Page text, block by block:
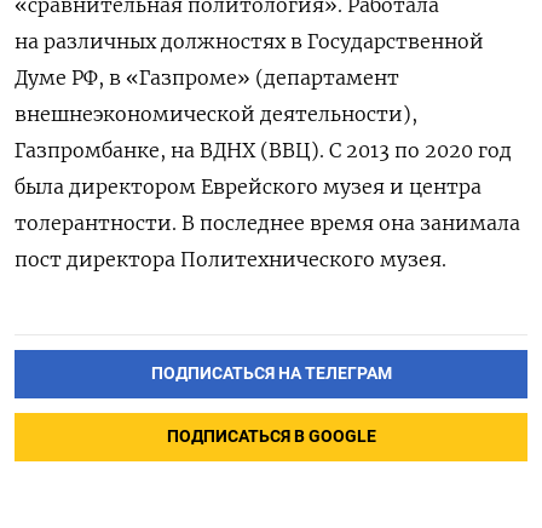
«сравнительная политология». Работала
на различных должностях в Государственной
Думе РФ, в «Газпроме» (департамент
внешнеэкономической деятельности),
Газпромбанке, на ВДНХ (ВВЦ). С 2013 по 2020 год
была директором Еврейского музея и центра
толерантности. В последнее время она занимала
пост директора Политехнического музея.
ПОДПИСАТЬСЯ НА ТЕЛЕГРАМ
ПОДПИСАТЬСЯ В GOOGLE